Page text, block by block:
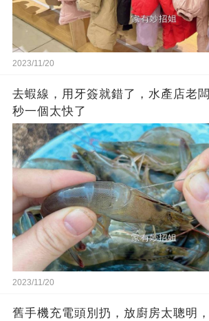
2023/11/20
去蝦線，用牙簽就錯了，水產店老
秒一個太快了
2023/11/20
舊手機充電頭別扔，放廚房太聰明